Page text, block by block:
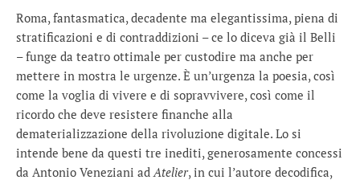
Roma, fantasmatica, decadente ma elegantissima, piena di
stratificazioni e di contraddizioni – ce lo diceva già il Belli
– funge da teatro ottimale per custodire ma anche per
mettere in mostra le urgenze. È un’urgenza la poesia, così
come la voglia di vivere e di sopravvivere, così come il
ricordo che deve resistere finanche alla
dematerializzazione della rivoluzione digitale. Lo si
intende bene da questi tre inediti, generosamente concessi
da Antonio Veneziani adAtelier, in cui l’autore decodifica,